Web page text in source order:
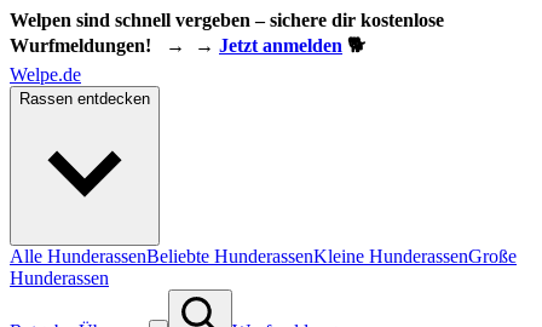
Welpen sind schnell vergeben – sichere dir kostenlose
Wurfmeldungen! → → Jetzt anmelden 🐕
Welpe.de
Rassen entdecken
Alle HunderassenBeliebte HunderassenKleine HunderassenGroße
Hunderassen